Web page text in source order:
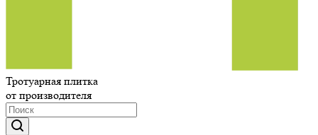
Тротуарная плитка
от производителя